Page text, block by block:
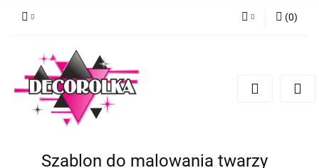
Dodaj zgłoszenie
(0)
Szablon do malowania twarzy